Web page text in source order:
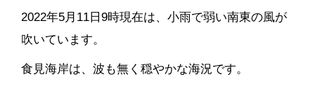
2022年5月11日9時現在は、小雨で弱い南東の風が
吹いています。
食見海岸は、波も無く穏やかな海況です。